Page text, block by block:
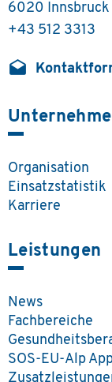
6020 Innsbruck
+43 512 3313
drafts
Organisation
Einsatzstatistik
Karriere
Leistungen
News
Fachbereiche
SOS-EU-Alp